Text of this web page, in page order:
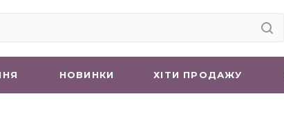
НОВИНКИ ХIТИ ПРОДАЖУ